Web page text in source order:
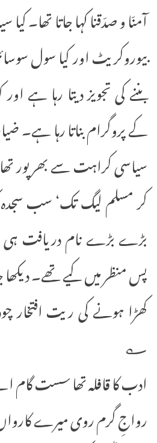
آمنّا و صدّقنا کہا جاتا تھا۔
بیوروکریٹ اور کیا سول
بننے کی تجویز دیتا رہا ہے
کے پروگرام بناتا رہا ہے۔
سیاسی کراہت سے بھرپور
کر مسلم لیگ تک‘ سب
بڑے بڑے نام دریافت
پس منظر میں کیے تھے۔
کھڑا ہونے کی ریت افتخار
؎
ادب کا قافلہ تھا سست
رواجِ گرم روی میرے